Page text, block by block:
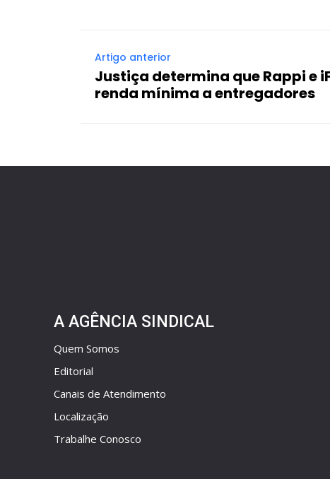
Artigo anterior
Justiça determina que Rappi e
renda mínima a entregadores
A AGÊNCIA SINDICAL
Quem Somos
Editorial
Canais de Atendimento
Localização
Trabalhe Conosco